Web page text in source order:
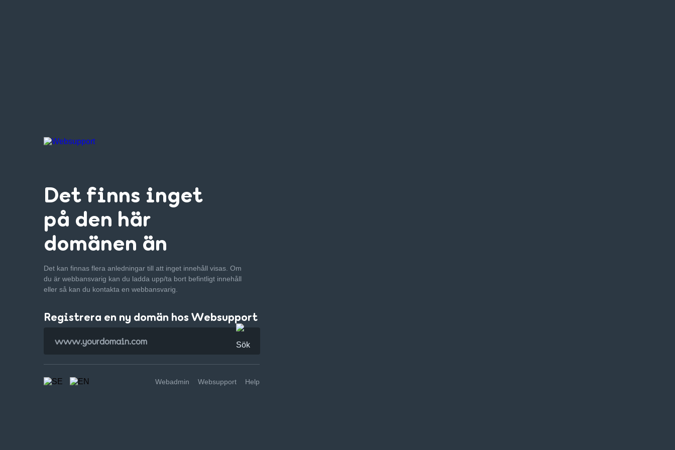
Det finns inget
på den här
domänen än
Det kan finnas flera anledningar till att inget innehåll visas. Om
du är webbansvarig kan du ladda upp/ta bort befintligt innehåll
eller så kan du kontakta en webbansvarig.
Registrera en ny domän hos Websupport
Webadmin Websupport Help